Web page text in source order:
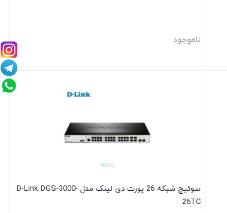
ناموجود
سوئیچ شبکه 26 پورت دی لینک مدل D-Link DGS-3000-
26TC